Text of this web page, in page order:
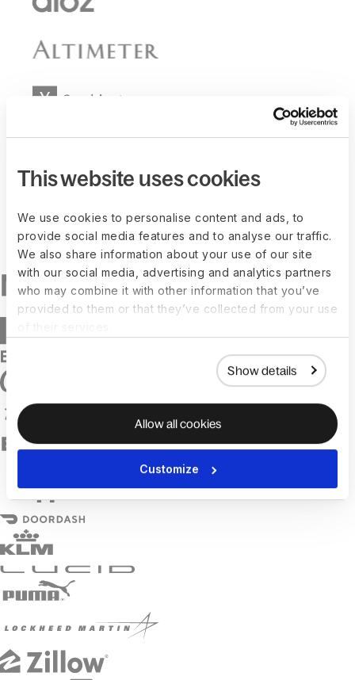
This website uses cookies
We use cookies to personalise content and ads, to
provide social media features and to analyse our traffic.
We also share information about your use of our site
with our social media, advertising and analytics partners
who may combine it with other information that you’ve
provided to them or that they’ve collected from your use
Show details
Allow all cookies
Customize